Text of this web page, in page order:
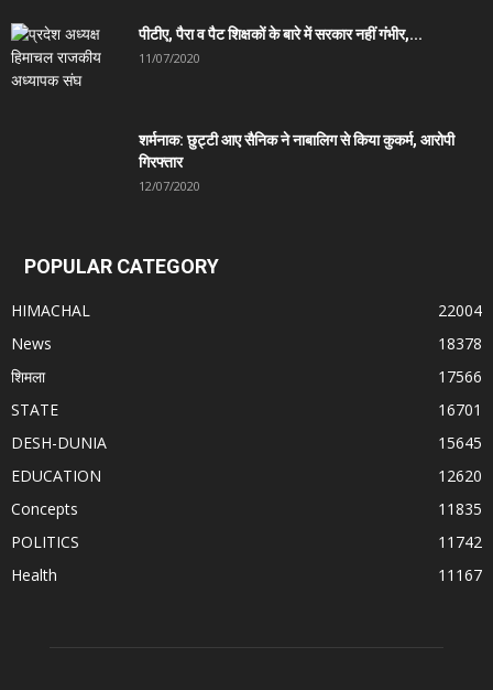
पीटीए, पैरा व पैट शिक्षकों के बारे में सरकार नहीं गंभीर,...
11/07/2020
शर्मनाक: छुट्टी आए सैनिक ने नाबालिग से किया कुकर्म, आरोपी
गिरफ्तार
12/07/2020
POPULAR CATEGORY
HIMACHAL
22004
News
18378
शिमला
17566
STATE
16701
DESH-DUNIA
15645
EDUCATION
12620
Concepts
11835
POLITICS
11742
Health
11167